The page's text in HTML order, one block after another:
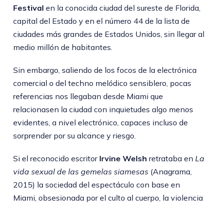
Festival en la conocida ciudad del sureste de Florida,
capital del Estado y en el número 44 de la lista de
ciudades más grandes de Estados Unidos, sin llegar al
medio millón de habitantes.
Sin embargo, saliendo de los focos de la electrónica
comercial o del techno melódico sensiblero, pocas
referencias nos llegaban desde Miami que
relacionasen la ciudad con inquietudes algo menos
evidentes, a nivel electrónico, capaces incluso de
sorprender por su alcance y riesgo.
Si el reconocido escritor Irvine Welsh retrataba en La
vida sexual de las gemelas siamesas (Anagrama,
2015) la sociedad del espectáculo con base en
Miami, obsesionada por el culto al cuerpo, la violencia